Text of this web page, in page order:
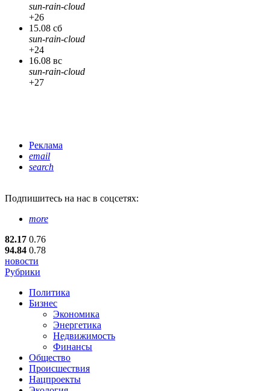
sun-rain-cloud
+26
15.08 сб
sun-rain-cloud
+24
16.08 вс
sun-rain-cloud
+27
Реклама
email
search
Подпишитесь на нас в соцсетях:
more
82.17 0.76
94.84 0.78
новости
Рубрики
Политика
Бизнес
Экономика
Энергетика
Недвижимость
Финансы
Общество
Происшествия
Нацпроекты